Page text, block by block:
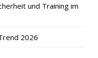
und Training im
2026